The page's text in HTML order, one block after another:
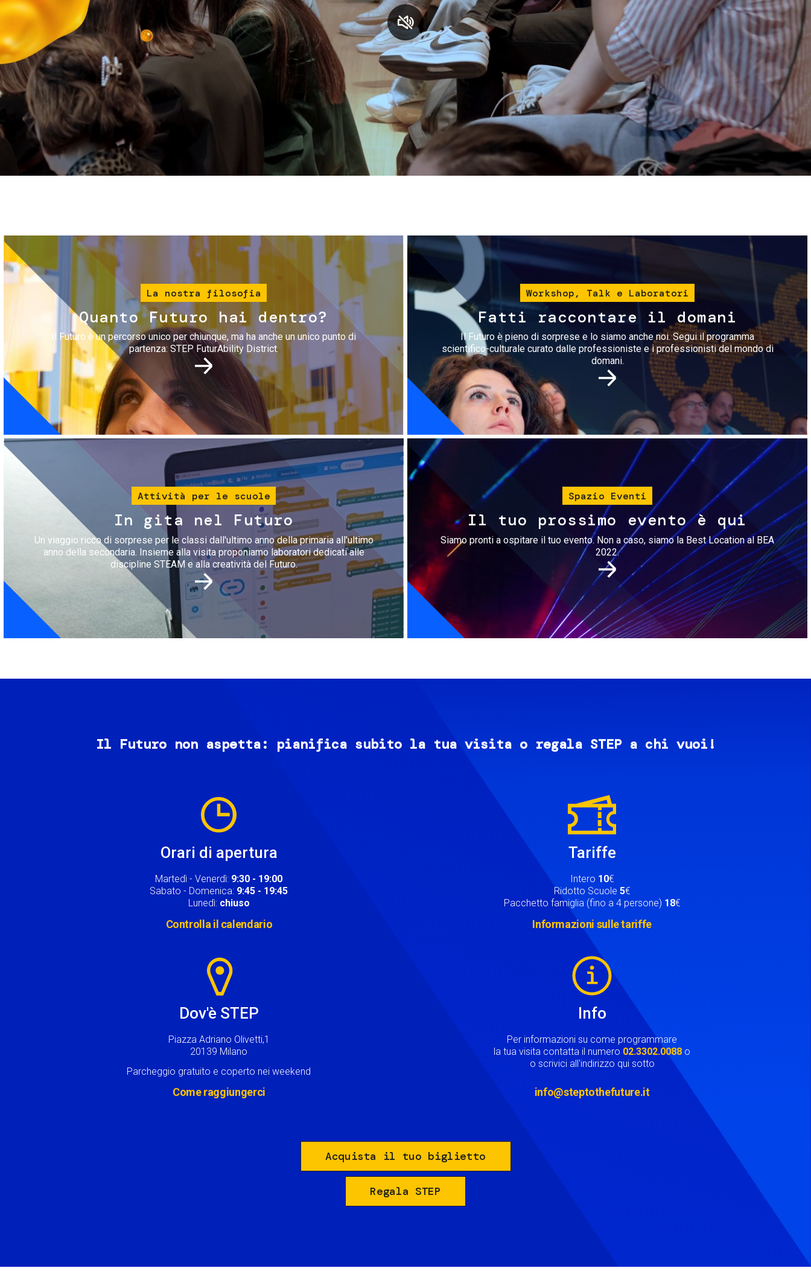
Servizi e accessibilità
Contatti
Biglietti
Immagine
La nostra filosofia
Quanto Futuro hai dentro?
Il Futuro è un percorso unico per chiunque, ma ha anche un unico punto di
partenza: STEP FuturAbility District.
Immagine
Workshop, Talk e Laboratori
Fatti raccontare il domani
Il Futuro è pieno di sorprese e lo siamo anche noi. Segui il programma
scientifico-culturale curato dalle professioniste e i professionisti del mondo di
domani.
Immagine
Attività per le scuole
In gita nel Futuro
Un viaggio ricco di sorprese per le classi dall'ultimo anno della primaria all'ultimo
anno della secondaria. Insieme alla visita proponiamo laboratori dedicati alle
discipline STEAM e alla creatività del Futuro.
Immagine
Spazio Eventi
Il tuo prossimo evento è qui
Siamo pronti a ospitare il tuo evento. Non a caso, siamo la Best Location al BEA
2022.
Il Futuro non aspetta: pianifica subito la tua visita o regala STEP a chi vuoi!
Orari di apertura
Martedì - Venerdì: 9:30 - 19:00
Sabato - Domenica: 9:45 - 19:45
Lunedì: chiuso
Controlla il calendario
Tariffe
Intero 10€
Ridotto Scuole 5€
Pacchetto famiglia (fino a 4 persone) 18€
Informazioni sulle tariffe
Dov'è STEP
Piazza Adriano Olivetti,1
20139 Milano
Parcheggio gratuito e coperto nei weekend
Come raggiungerci
Info
Per informazioni su come programmare
la tua visita contatta il numero 02.3302.0088 o
o scrivici all'indirizzo qui sotto
info@steptothefuture.it
Acquista il tuo biglietto
Regala STEP